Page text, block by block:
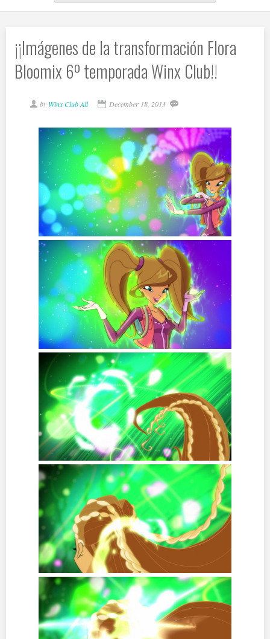
¡¡Imágenes de la transformación Flora
Bloomix 6º temporada Winx Club!!
by Winx Club All December 18, 2013